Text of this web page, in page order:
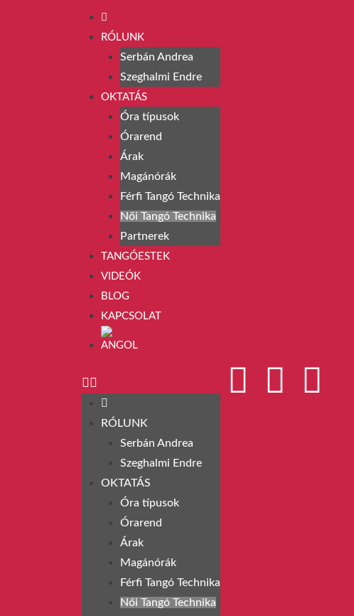
RÓLUNK
Serbán Andrea
Szeghalmi Endre
OKTATÁS
Óra típusok
Órarend
Árak
Magánórák
Férfi Tangó Technika
Női Tangó Technika
Partnerek
TANGÓESTEK
VIDEÓK
BLOG
KAPCSOLAT
RÓLUNK
Serbán Andrea
Szeghalmi Endre
OKTATÁS
Óra típusok
Órarend
Árak
Magánórák
Férfi Tangó Technika
Női Tangó Technika